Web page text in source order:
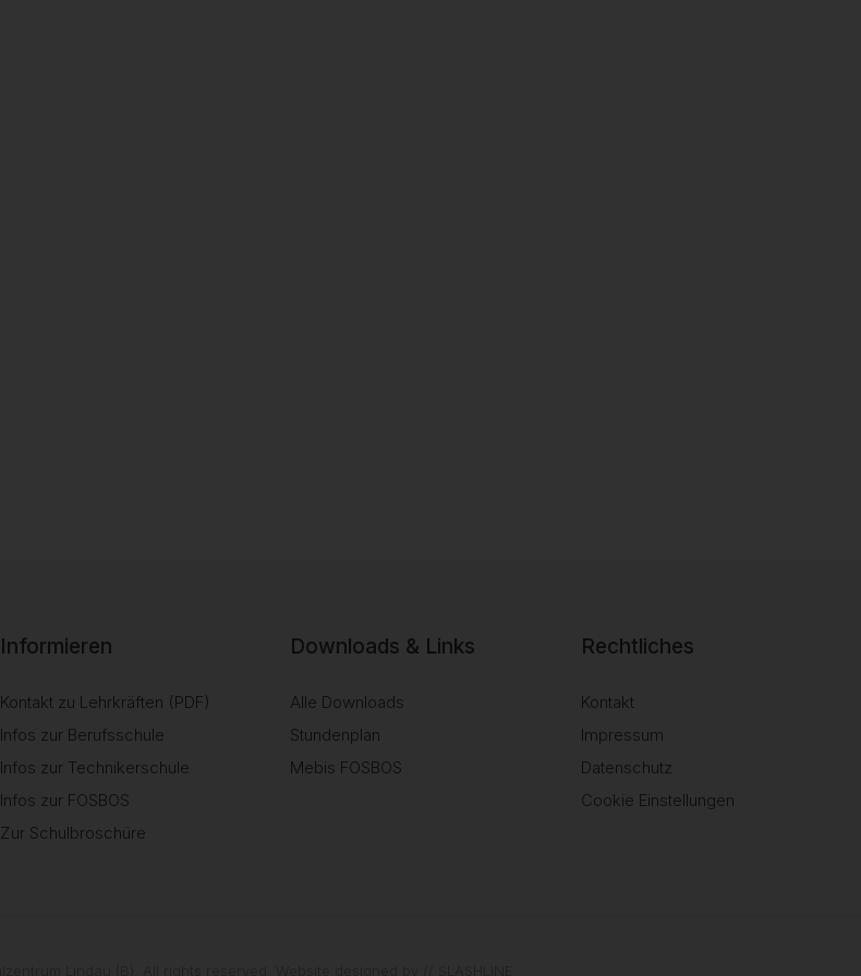
Informieren
Kontakt zu Lehrkräften (PDF)
Infos zur Berufsschule
Infos zur Technikerschule
Infos zur FOSBOS
Zur Schulbroschüre
Downloads & Links
Alle Downloads
Stundenplan
Mebis FOSBOS
Rechtliches
Kontakt
Impressum
Datenschutz
Cookie Einstellungen